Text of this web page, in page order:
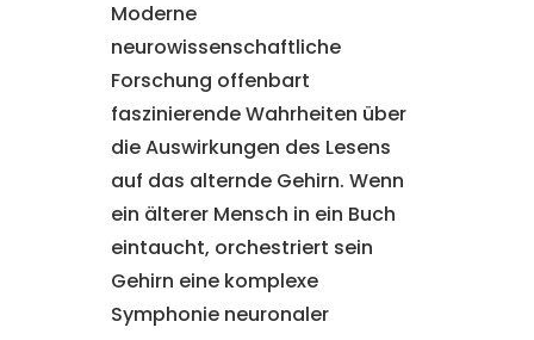
Moderne
neurowissenschaftliche
Forschung offenbart
faszinierende Wahrheiten über
die Auswirkungen des Lesens
auf das alternde Gehirn. Wenn
ein älterer Mensch in ein Buch
eintaucht, orchestriert sein
Gehirn eine komplexe
Symphonie neuronaler